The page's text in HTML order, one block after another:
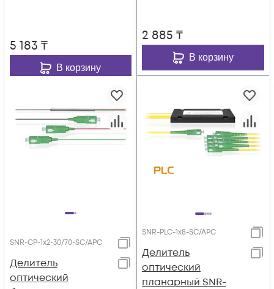
5 183 ₸
В корзину
2 885 ₸
В корзину
SNR-CP-1x2-30/70-SC/APC
Делитель
оптический
SNR-PLC-1x8-SC/APC
Делитель
оптический
планарный SNR-